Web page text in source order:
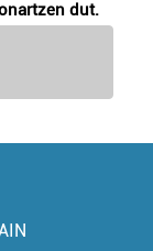
dut.